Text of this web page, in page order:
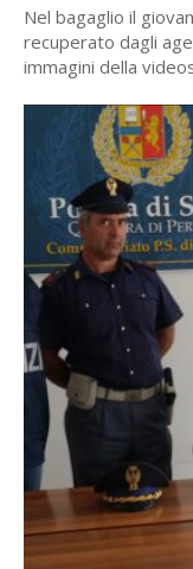
Nel bagaglio il
recuperato dagli
immagini della